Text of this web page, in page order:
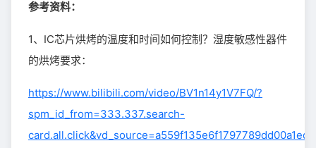
参考资料：
1、IC芯片烘烤的温度和时间如何控制？湿度敏感性器件
的烘烤要求：
https://www.bilibili.com/video/BV1n14y1V7FQ/?
spm_id_from=333.337.search-